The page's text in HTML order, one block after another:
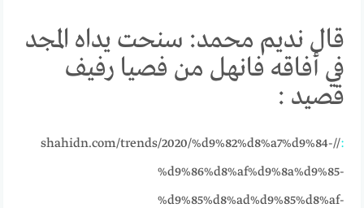
قال نديم محمد: سنحت يداه المجد
في أفاقه فانهل من فصيا رفيف
قصيد :
:
//shahidn.com/trends/2020/%d9%82%d8%a7%d9%84-
%d9%86%d8%af%d9%8a%d9%85-
%d9%85%d8%ad%d9%85%d8%af-